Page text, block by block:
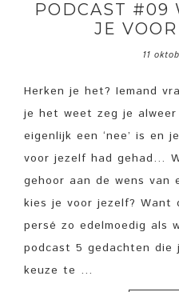
PODCAST #09
JE
11
Herken je het? Iemand
je het weet zeg je
eigenlijk een ‘nee’ is en
voor jezelf had gehad…
gehoor aan de wens van
kies je voor jezelf?
persé zo edelmoedig als
podcast 5 gedachten die
keuze te ...